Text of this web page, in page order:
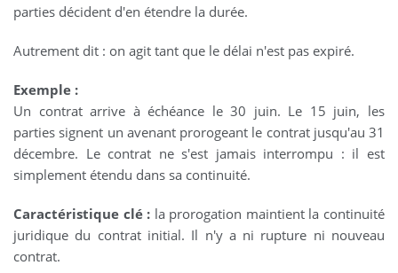
parties décident d'en étendre la durée.
Autrement dit : on agit tant que le délai n'est pas expiré.
Exemple :
Un contrat arrive à échéance le 30 juin. Le 15 juin, les
parties signent un avenant prorogeant le contrat jusqu'au 31
décembre. Le contrat ne s'est jamais interrompu : il est
simplement étendu dans sa continuité.
Caractéristique clé : la prorogation maintient la continuité
juridique du contrat initial. Il n'y a ni rupture ni nouveau
contrat.